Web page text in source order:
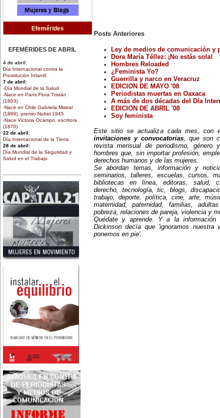
Efemérides
EFEMÉRIDES DE ABRIL
4 de abril:
Día Internacional contra la
Prostitución Infantil
7 de abril:
-Día Mundial de la Salud
-Nace en París Flora Tristán
(1803)
-Nace en Chile Gabriela Mistral
(1889), premio Nobel 1945
-Nace Victoria Ocampo, escritora
(1870)
22 de abril:
Día Internacional de la Tierra
28 de abril:
Día Mundial de la Seguridad y
Salud en el Trabajo
EFEMÉRIDES DE MARZO
1 de marzo:
Nace en Santiago, Chile, la
escritora Mercedes Valenzuela
Alvarez (1924-1993), más
conocida como Mercedes
Valdivieso. En 1961 publica 'La
Brecha', considerada como la
primera novela feminista de
Latinoamérica.
4 de marzo:
En México muere Adelina
Zendejas (1909-1993), periodista,
derechos de las mujeres.
5 de marzo:
En Dijon fallece Gabrielle Suchon
(1703), notable filósofa francesa,
autora del Tratado de la moral y
de la política (1693), la primera
obra explícitamente filosófica
escrita por una mujer en el
8 de marzo:
nace Juana Fernández Morales
(1895-1980), poeta conocida
Ibarbourou, o 'Juana de América'.
Se la considera una de las figuras
clave de la poesía
hispanoamericana
contemporánea.
14 de marzo:
Nace, en la Ciudad de México,
Posts Anteriores
Ley de medios de comunicación y
Dora María Téllez: ¡No estás sola!
Hombres Reloaded
¿Feminista Yo?
Guerrilla y narco en Veracruz
EDICION DE MAYO '08
Periodistas muertas en Oaxaca
A más de dos décadas del Día
EDICION DE ABRIL '08
Soy feminista
Este sitio se actualiza cada mes, con
invitaciones y convocatorias, que son
revista mensual de periodismo, género
hombres que, sin importar profesión,
derechos humanos y de las mujeres.
Se abordan temas, información y
seminarios, talleres, escuelas, cursos,
bibliotecas en línea, editoras, salud,
derecho, tecnología, tic, blogs,
trabajo, deporte, política, cine, arte,
maternidad, paternidad, familias,
pobreza, relaciones de pareja, violencia y
Quédate y aprende. Y a la
Dickinson decía que 'ignoramos nuestra
ponemos en pie'.